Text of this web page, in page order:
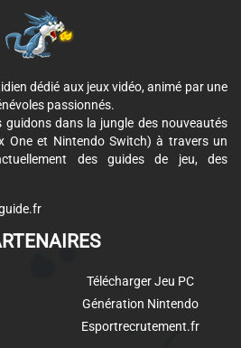
dédié aux jeux vidéo, animé par une
passionnés.
dans la jungle des nouveautés
One et Nintendo Switch) à travers un
des guides de jeu, des
Télécharger Jeu PC
Génération Nintendo
Esportrecrutement.fr